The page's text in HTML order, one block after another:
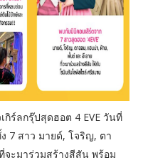
กิร์ลกรุ๊ปสุดฮอต 4 EVE วันที่
7 สาว มายด์, โจริญ, ตา
ะมาร่วมสร้างสีสัน พร้อม